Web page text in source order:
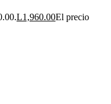
L1,960.00El precio